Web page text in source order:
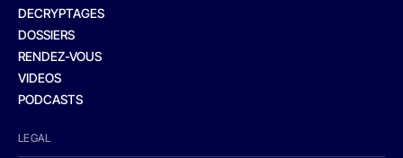
DECRYPTAGES
DOSSIERS
RENDEZ-VOUS
VIDEOS
PODCASTS
LEGAL